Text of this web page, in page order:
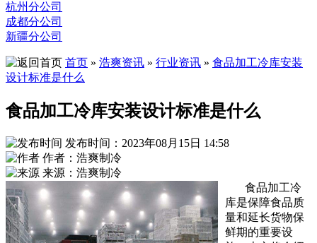
杭州分公司
成都分公司
新疆分公司
首页 » 浩爽资讯 » 行业资讯 » 食品加工冷库安装
设计标准是什么
食品加工冷库安装设计标准是什么
发布时间：2023年08月15日 14:58
作者：浩爽制冷
来源：浩爽制冷
食品加工冷
库是保障食品质
量和延长货物保
鲜期的重要设